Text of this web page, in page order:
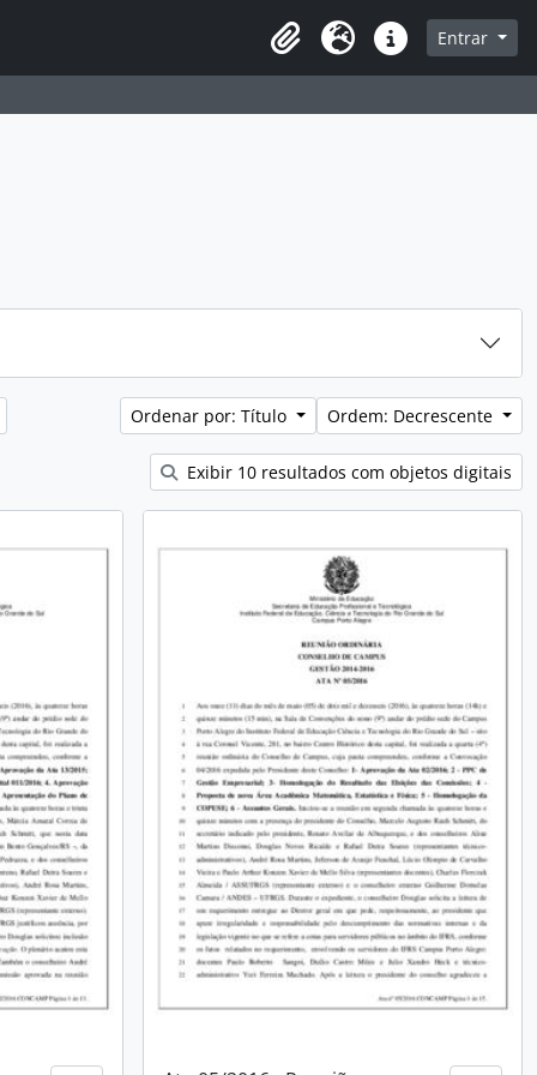
na página de navegação
Idioma Atalhos Entrar
Ordenar por: Título Ordem: Decrescente
Exibir 10 resultados com objetos digitais